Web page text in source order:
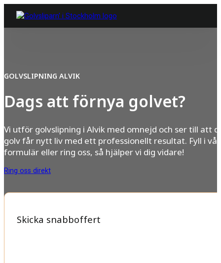
GOLVSLIPNING ALVIK
Dags att förnya golvet?
Vi utför golvslipning i Alvik med omnejd och ser till att
golv får nytt liv med ett professionellt resultat. Fyll i
formulär eller ring oss, så hjälper vi dig vidare!
Ring oss direkt
Skicka snabboffert